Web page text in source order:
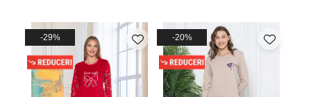
-29% -20%